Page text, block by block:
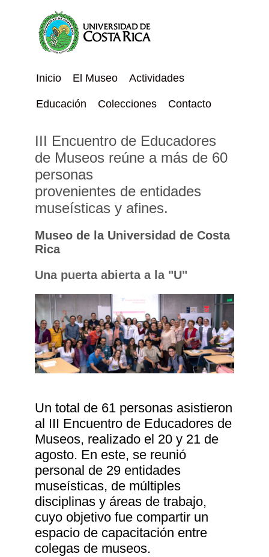
Inicio El Museo Actividades
Educación Colecciones Contacto
III Encuentro de Educadores
de Museos reúne a más de 60
personas
provenientes de entidades
museísticas y afines.
Museo de la Universidad de Costa
Rica
Una puerta abierta a la "U"
Un total de 61 personas asistieron
al III Encuentro de Educadores de
Museos, realizado el 20 y 21 de
agosto. En este, se reunió
personal de 29 entidades
museísticas, de múltiples
disciplinas y áreas de trabajo,
cuyo objetivo fue compartir un
espacio de capacitación entre
colegas de museos.